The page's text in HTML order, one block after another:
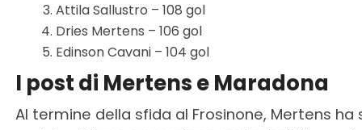
Attila Sallustro – 108 gol
Dries Mertens – 106 gol
Edinson Cavani – 104 gol
I post di Mertens e Maradona
Al termine della sfida al Frosinone, Mertens ha